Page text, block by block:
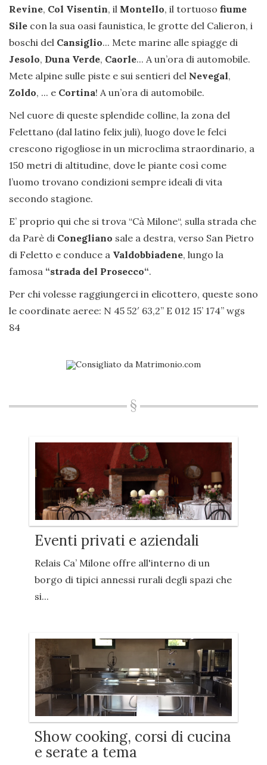
Revine, Col Visentin, il Montello, il tortuoso fiume
Sile con la sua oasi faunistica, le grotte del Calieron, i
boschi del Cansiglio... Mete marine alle spiagge di
Jesolo, Duna Verde, Caorle... A un’ora di automobile.
Mete alpine sulle piste e sui sentieri del Nevegal,
Zoldo, ... e Cortina! A un’ora di automobile.
Nel cuore di queste splendide colline, la zona del
Felettano (dal latino felix juli), luogo dove le felci
crescono rigogliose in un microclima straordinario, a
150 metri di altitudine, dove le piante così come
l’uomo trovano condizioni sempre ideali di vita
secondo stagione.
E’ proprio qui che si trova “Cà Milone“, sulla strada che
da Parè di Conegliano sale a destra, verso San Pietro
di Feletto e conduce a Valdobbiadene, lungo la
famosa “strada del Prosecco“.
Per chi volesse raggiungerci in elicottero, queste sono
le coordinate aeree: N 45 52′ 63,2” E 012 15’ 174’’ wgs
84
Eventi privati e aziendali
Relais Ca’ Milone offre all'interno di un
borgo di tipici annessi rurali degli spazi che
si...
Show cooking, corsi di cucina
e serate a tema